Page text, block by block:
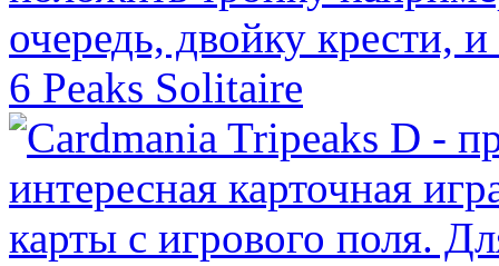
6 Peaks Solitaire